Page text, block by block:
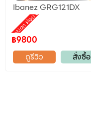
Ibanez GRG121DX
Promotion ผ่อน 0%
฿9800
ดูรีวิว
สั่งซื้อ